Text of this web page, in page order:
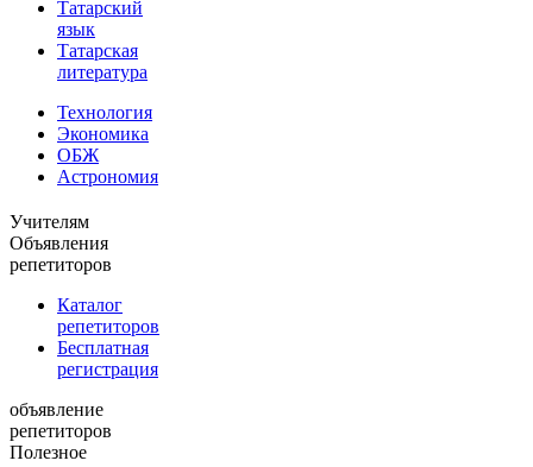
Татарский
язык
Татарская
литература
Технология
Экономика
ОБЖ
Астрономия
Учителям
Объявления
репетиторов
Каталог
репетиторов
Бесплатная
регистрация
объявление
репетиторов
Полезное